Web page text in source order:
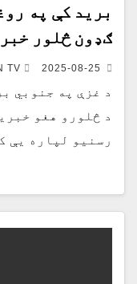
ګډون څلور
2025-08-25
TV
د غزې په جنوبي
د څلورو هغو
رسنیو لپاره یې کار